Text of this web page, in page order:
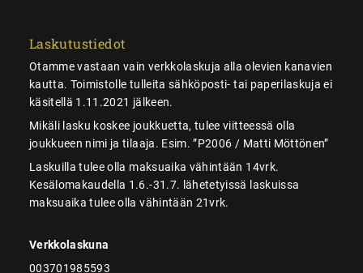
Laskutustiedot
Otamme vastaan vain verkkolaskuja alla olevien kanavien
kautta. Toimistolle tulleita sähköposti- tai paperilaskuja ei
käsitellä 1.11.2021 jälkeen.
Mikäli lasku koskee joukkuetta, tulee viitteessä olla
joukkueen nimi ja tilaaja. Esim. ”P2006 / Matti Möttönen”
Laskuilla tulee olla maksuaika vähintään 14vrk.
Kesälomakaudella 1.6.-31.7. lähetetyissä laskuissa
maksuaika tulee olla vähintään 21vrk.
Verkkolaskuna
003701985593